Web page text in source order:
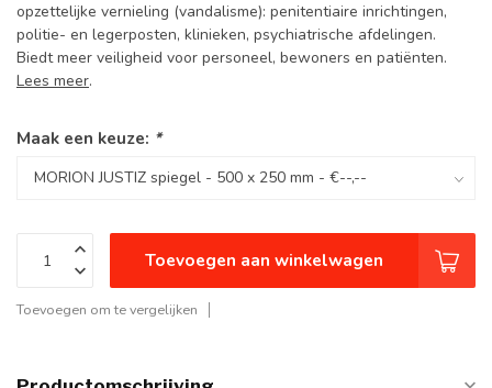
opzettelijke vernieling (vandalisme): penitentiaire inrichtingen,
politie- en legerposten, klinieken, psychiatrische afdelingen.
Biedt meer veiligheid voor personeel, bewoners en patiënten.
Lees meer.
Maak een keuze: *
Toevoegen aan winkelwagen
Toevoegen om te vergelijken